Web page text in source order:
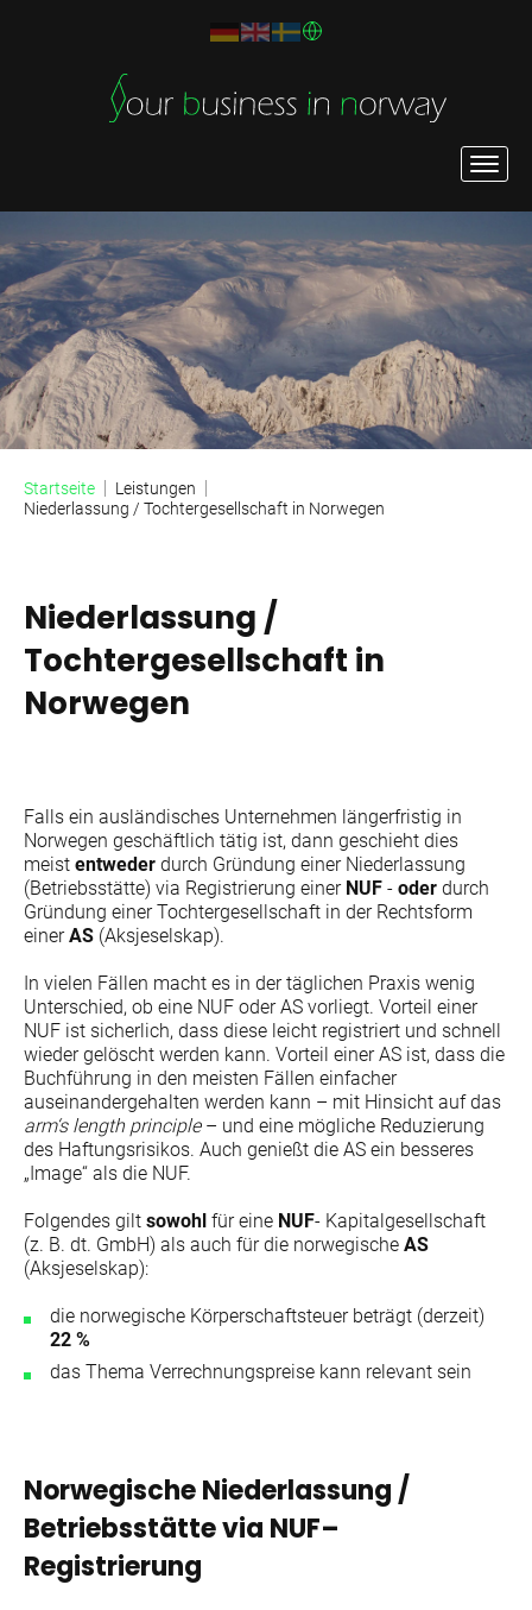
Startseite
Leistungen
Niederlassung / Tochtergesellschaft in Norwegen
Niederlassung /
Tochtergesellschaft in
Norwegen
Falls ein ausländisches Unternehmen längerfristig in
Norwegen geschäftlich tätig ist, dann geschieht dies
meist entweder durch Gründung einer Niederlassung
(Betriebsstätte) via Registrierung einer NUF - oder durch
Gründung einer Tochtergesellschaft in der Rechtsform
einerAS (Aksjeselskap).
In vielen Fällen macht es in der täglichen Praxis wenig
Unterschied, ob eine NUF oder AS vorliegt. Vorteil einer
NUF ist sicherlich, dass diese leicht registriert und schnell
wieder gelöscht werden kann. Vorteil einer AS ist, dass die
Buchführung in den meisten Fällen einfacher
auseinandergehalten werden kann – mit Hinsicht auf das
arm‘s length principle– und eine mögliche Reduzierung
des Haftungsrisikos. Auch genießt die AS ein besseres
„Image“ als die NUF.
Folgendes gilt sowohl für eine NUF- Kapitalgesellschaft
(z. B. dt. GmbH) als auch für die norwegische AS
(Aksjeselskap):
die norwegische Körperschaftsteuer beträgt (derzeit)
22 %
das Thema Verrechnungspreise kann relevant sein
Norwegische Niederlassung /
Betriebsstätte via NUF–
Registrierung